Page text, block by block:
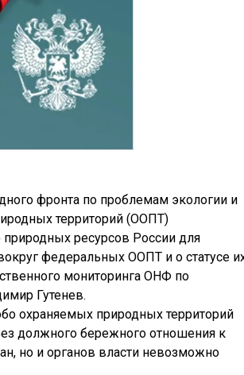
фронта по проблемам экологии и
территорий (ООПТ)
ресурсов России для
федеральных ООПТ и о статусе
мониторинга ОНФ по
Гутенев.
охраняемых природных территорий
должного бережного отношения к
но и органов власти невозможно